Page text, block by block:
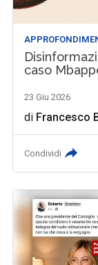
caso
23 Giu 2026
di Francesco
Condividi